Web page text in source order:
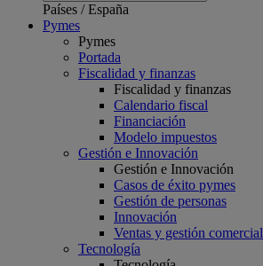
Países /España
Pymes
Pymes
Portada
Fiscalidad y finanzas
Fiscalidad y finanzas
Calendario fiscal
Financiación
Modelo impuestos
Gestión e Innovación
Gestión e Innovación
Casos de éxito pymes
Gestión de personas
Innovación
Ventas y gestión comercial
Tecnología